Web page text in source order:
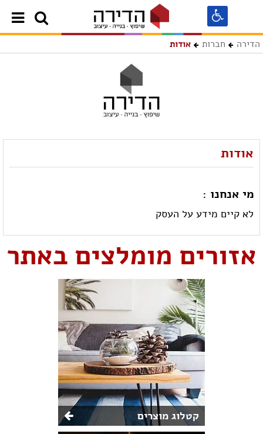
הדירה חברות אודות
אודות
מי אנחנו :
לא קיים מידע על העסק
אזורים מומלצים באתר
קטלוג מוצרים